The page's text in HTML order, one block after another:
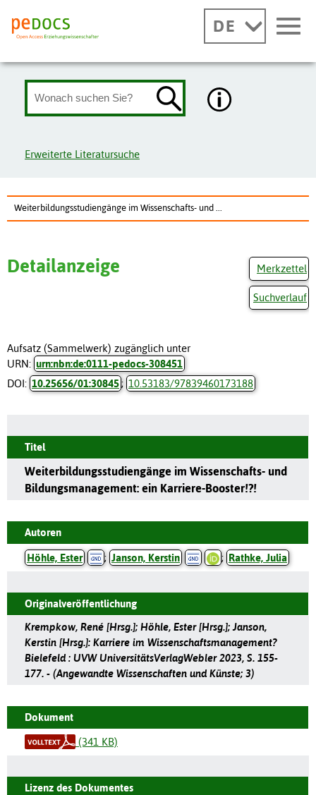
DE
Erweiterte Literatursuche
Weiterbildungsstudiengänge im Wissenschafts- und ...
Merkzettel
Suchverlauf
Detailanzeige
Aufsatz (Sammelwerk) zugänglich unter
URN: urn:nbn:de:0111-pedocs-308451
DOI: 10.25656/01:30845; 10.53183/97839460173188
Titel
Weiterbildungsstudiengänge im Wissenschafts- und
Bildungsmanagement: ein Karriere-Booster!?!
Autoren
Höhle, Ester ; Janson, Kerstin ; Rathke, Julia
Originalveröffentlichung
Krempkow, René [Hrsg.]; Höhle, Ester [Hrsg.]; Janson,
Kerstin [Hrsg.]: Karriere im Wissenschaftsmanagement?
Bielefeld : UVW UniversitätsVerlagWebler 2023, S. 155-
177. - (Angewandte Wissenschaften und Künste; 3)
Dokument
(341 KB)
Lizenz des Dokumentes